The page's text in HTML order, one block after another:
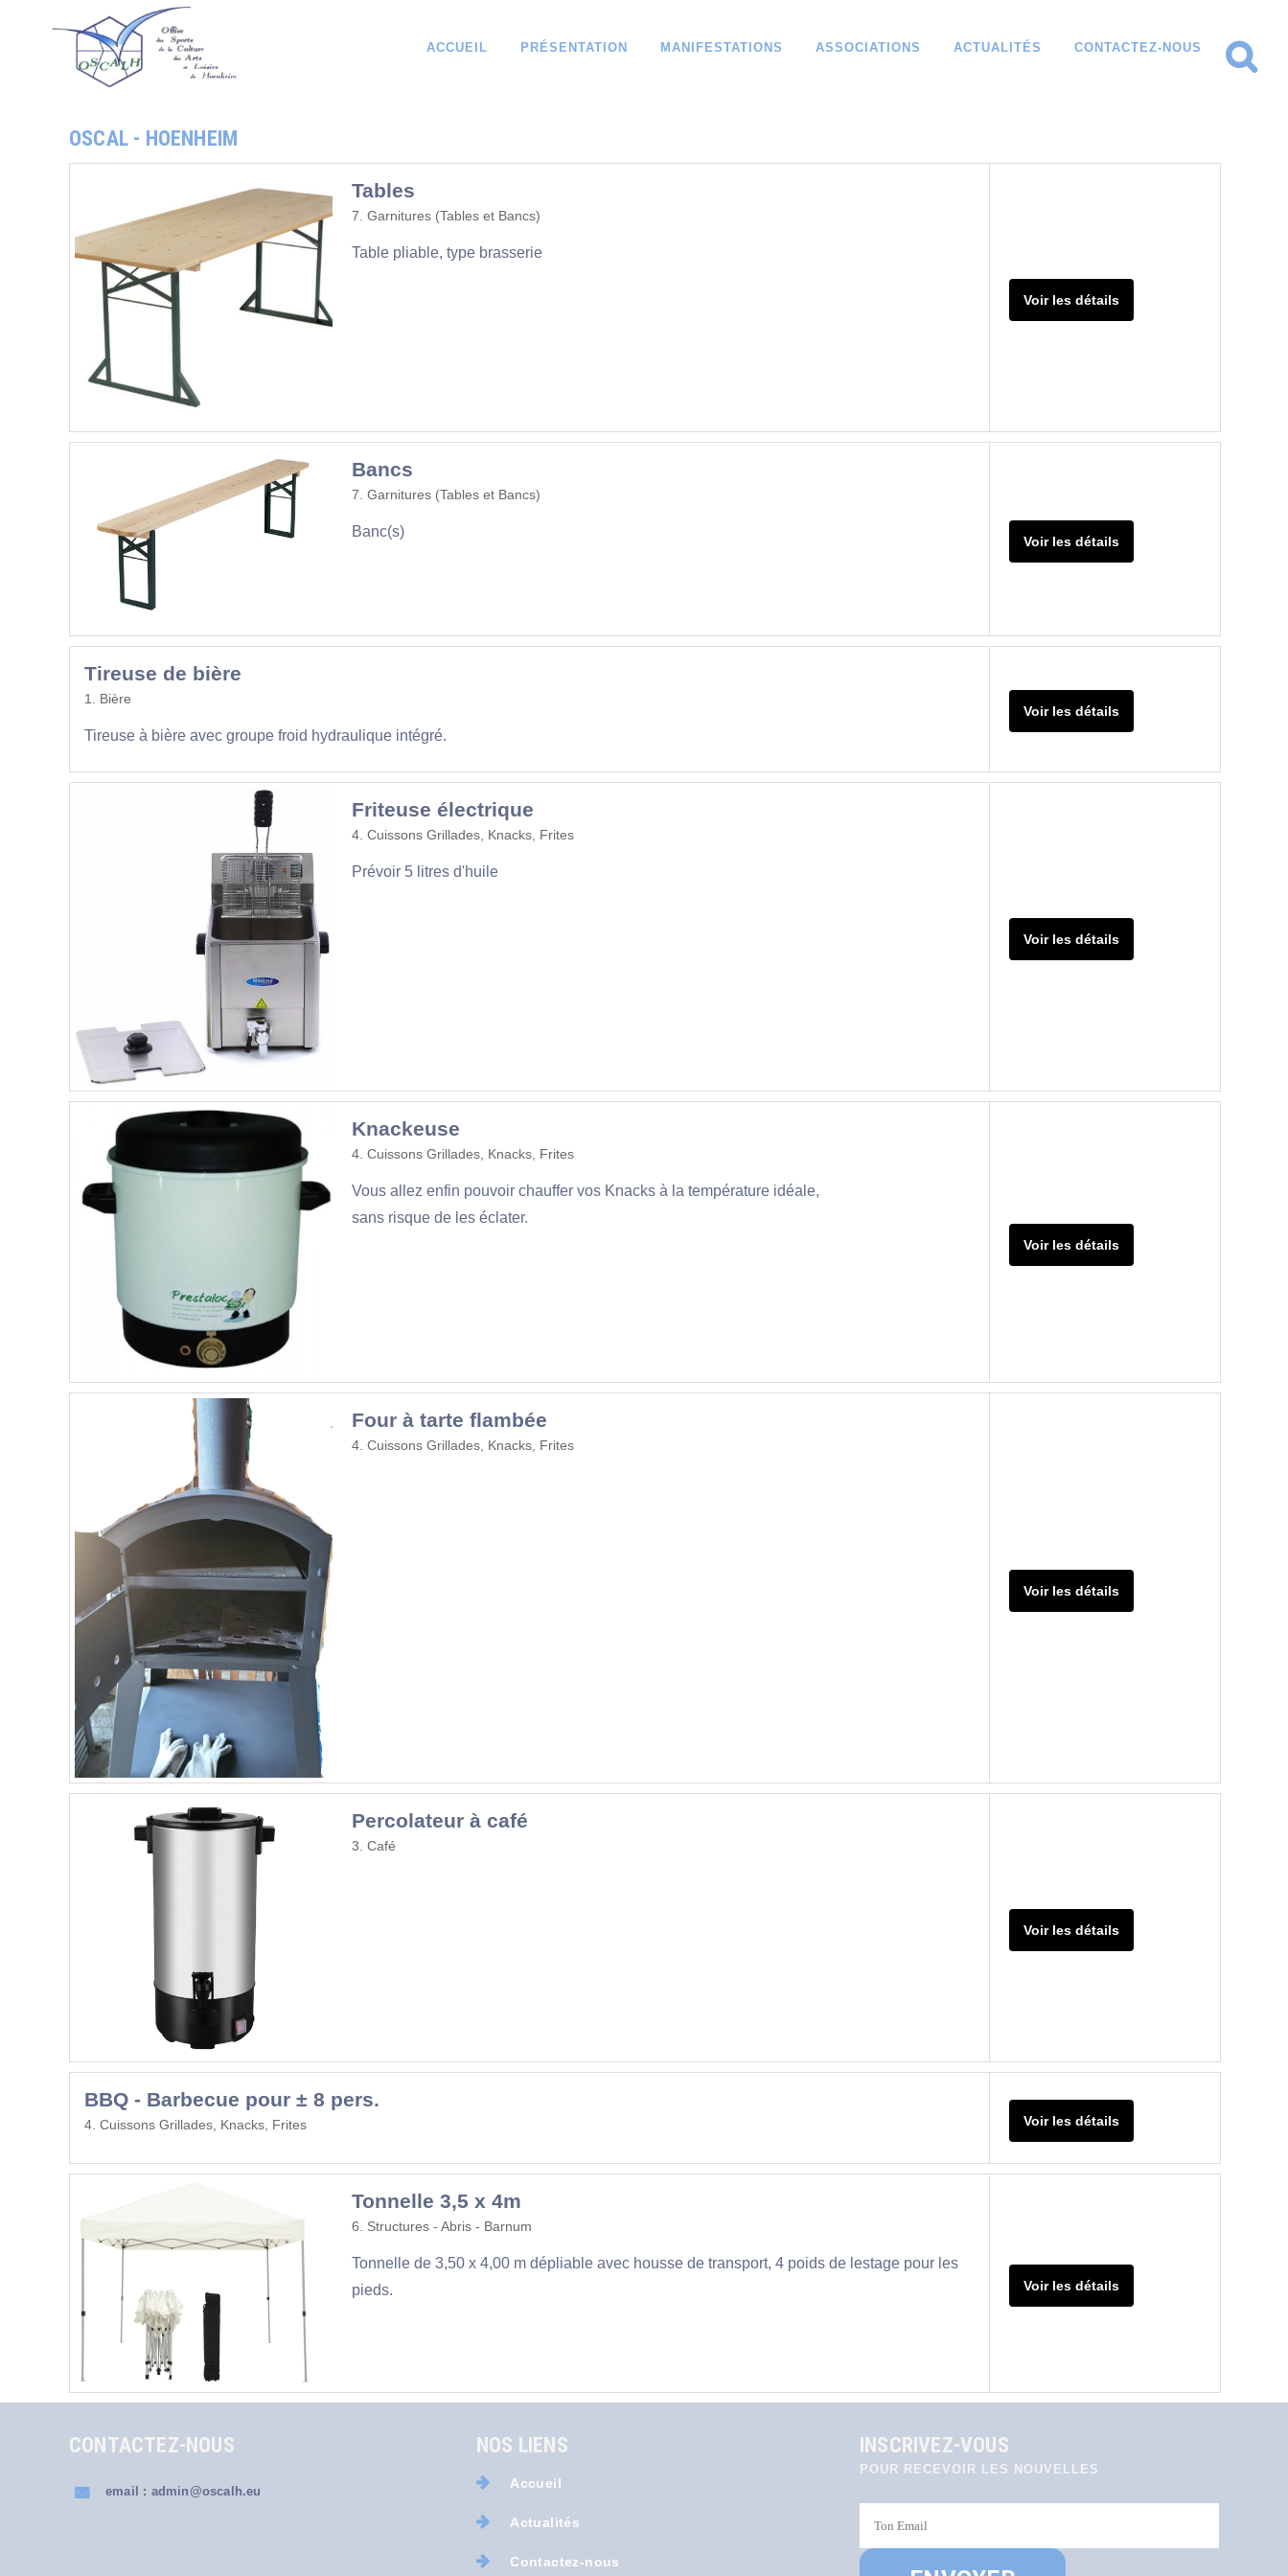
ACCUEIL PRÉSENTATION MANIFESTATIONS ASSOCIATIONS ACTUALITÉS CONTACTEZ-NOUS
OSCAL - HOENHEIM
Tables
7. Garnitures (Tables et Bancs)
Table pliable, type brasserie
Voir les détails
Bancs
7. Garnitures (Tables et Bancs)
Banc(s)
Voir les détails
Tireuse de bière
1. Bière
Tireuse à bière avec groupe froid hydraulique intégré.
Voir les détails
Friteuse électrique
4. Cuissons Grillades, Knacks, Frites
Prévoir 5 litres d'huile
Voir les détails
Knackeuse
4. Cuissons Grillades, Knacks, Frites
Vous allez enfin pouvoir chauffer vos Knacks à la température idéale,
sans risque de les éclater.
Voir les détails
Four à tarte flambée
4. Cuissons Grillades, Knacks, Frites
Voir les détails
Percolateur à café
3. Café
Voir les détails
BBQ - Barbecue pour ± 8 pers.
4. Cuissons Grillades, Knacks, Frites Voir les détails
Tonnelle 3,5 x 4m
6. Structures - Abris - Barnum
Tonnelle de 3,50 x 4,00 m dépliable avec housse de transport, 4 poids de lestage pour les
pieds.
Voir les détails
CONTACTEZ-NOUS
email : admin@oscalh.eu
NOS LIENS
Accueil
Actualités
Contactez-nous
INSCRIVEZ-VOUS
POUR RECEVOIR LES NOUVELLES